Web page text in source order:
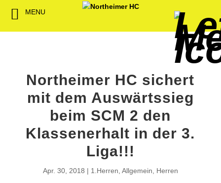
Northeimer HC sichert
mit dem Auswärtssieg
beim SCM 2 den
Klassenerhalt in der 3.
Liga!!!
Apr. 30, 2018 1.Herren Allgemein Herren
MENU
Back Back
1. Herren
2. Herren
1. Damen
Back
Weibliche
Minis &
Spielbetrieb
Back
NHC
Back
Spieltagssponsoren
Sponsoren stellen
Hallenheft
Back
Back Back
Vorstand
Satzung
FWD
Förderung
Back
Dokumente
Back
Download
Kooperationen
Back